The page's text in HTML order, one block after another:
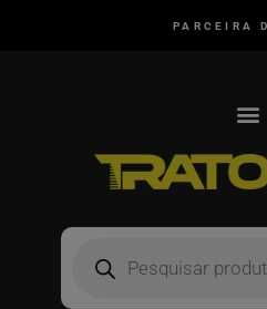
PARCEIRA